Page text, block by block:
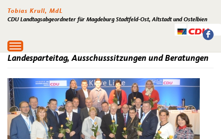
Tobias Krull, MdL
CDU Landtagsabgeordneter für Magdeburg Stadtfeld-Ost, Altstadt und Ostelbien
Toggle
navigation
Landesparteitag, Ausschusssitzungen und Beratungen